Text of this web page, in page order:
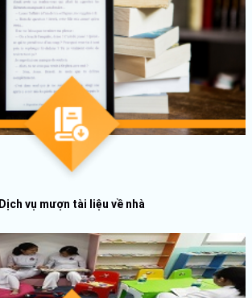
Dịch vụ mượn tài liệu về nhà